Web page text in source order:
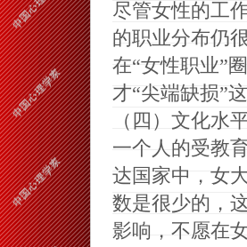
尽管女性的工
的职业分布仍
在“女性职业”
才“尖端缺损”
（四）文化水
一个人的受教
达国家中，女
数是很少的，
影响，不愿在